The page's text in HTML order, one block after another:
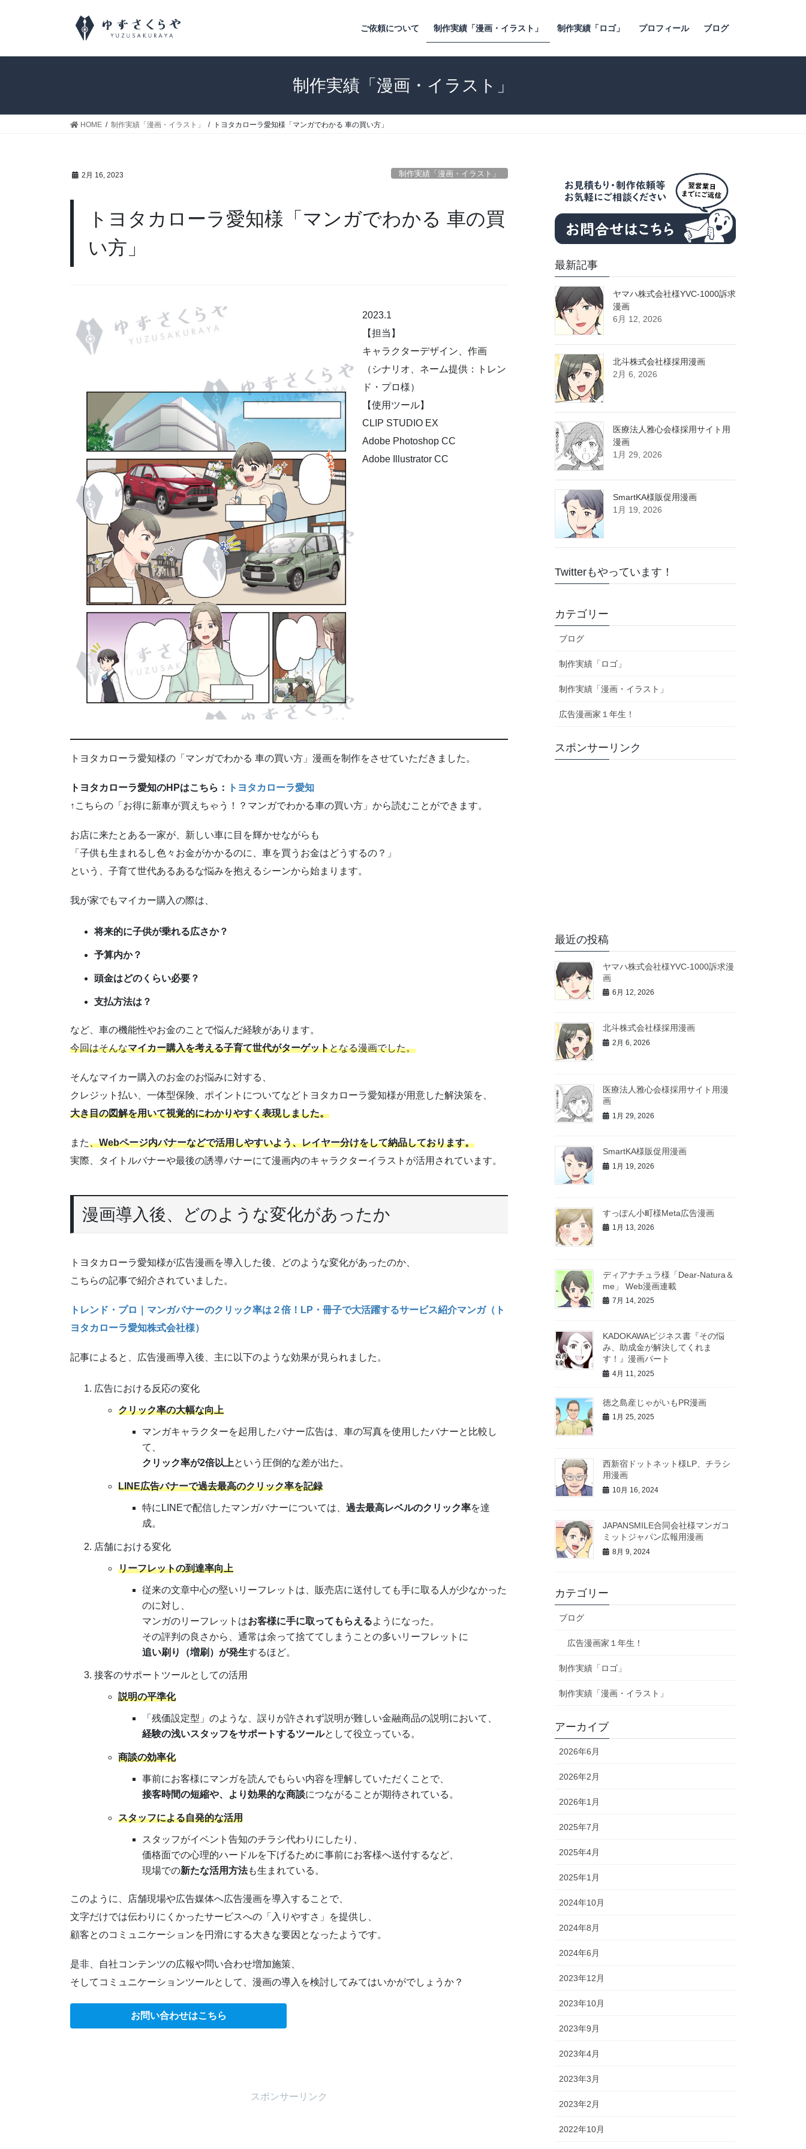
ご依頼について 制作実績「漫画・イラスト」 制作実績「ロゴ」 プロフィール ブログ
制作実績「漫画・イラスト」
HOME 制作実績「漫画・イラスト」 トヨタカローラ愛知様「マンガでわかる 車の買い方」
2月 16, 2023 制作実績「漫画・イラスト」
トヨタカローラ愛知様「マンガでわかる 車の買
い方」
2023.1
【担当】
キャラクターデザイン、作画
（シナリオ、ネーム提供：トレン
ド・プロ様）
【使用ツール】
CLIP STUDIO EX
Adobe Photoshop CC
Adobe Illustrator CC
トヨタカローラ愛知様の「マンガでわかる 車の買い方」漫画を制作をさせていただきました。
トヨタカローラ愛知のHPはこちら：
トヨタカローラ愛知
↑こちらの「お得に新車が買えちゃう！？マンガでわかる車の買い方」から読むことができます。
お店に来たとある一家が、新しい車に目を輝かせながらも
「子供も生まれるし色々お金がかかるのに、車を買うお金はどうするの？」
という、子育て世代あるあるな悩みを抱えるシーンから始まります。
我が家でもマイカー購入の際は、
将来的に子供が乗れる広さか？
予算内か？
頭金はどのくらい必要？
支払方法は？
など、車の機能性やお金のことで悩んだ経験があります。
今回はそんなマイカー購入を考える子育て世代がターゲットとなる漫画でした。
そんなマイカー購入のお金のお悩みに対する、
クレジット払い、一体型保険、ポイントについてなどトヨタカローラ愛知様が用意した解決策を、
大き目の図解を用いて視覚的にわかりやすく表現しました。
また、Webページ内バナーなどで活用しやすいよう、レイヤー分けをして納品しております。
実際、タイトルバナーや最後の誘導バナーにて漫画内のキャラクターイラストが活用されています。
漫画導入後、どのような変化があったか
トヨタカローラ愛知様が広告漫画を導入した後、どのような変化があったのか、
こちらの記事で紹介されていました。
トレンド・プロ｜マンガバナーのクリック率は２倍！LP・冊子で大活躍するサービス紹介マンガ（ト
ヨタカローラ愛知株式会社様）
記事によると、広告漫画導入後、主に以下のような効果が見られました。
広告における反応の変化
クリック率の大幅な向上
マンガキャラクターを起用したバナー広告は、車の写真を使用したバナーと比較し
て、
クリック率が2倍以上という圧倒的な差が出た。
LINE広告バナーで過去最高のクリック率を記録
特にLINEで配信したマンガバナーについては、 過去最高レベルのクリック率を達
成。
店舗における変化
リーフレットの到達率向上
従来の文章中心の堅いリーフレットは、販売店に送付しても手に取る人が少なかった
のに対し、
マンガのリーフレットはお客様に手に取ってもらえるようになった。
その評判の良さから、通常は余って捨ててしまうことの多いリーフレットに
追い刷り（増刷）が発生するほど。
接客のサポートツールとしての活用
説明の平準化
「残価設定型」のような、誤りが許されず説明が難しい金融商品の説明において、
経験の浅いスタッフをサポートするツールとして役立っている。
商談の効率化
事前にお客様にマンガを読んでもらい内容を理解していただくことで、
接客時間の短縮や、より効果的な商談につながることが期待されている。
スタッフによる自発的な活用
スタッフがイベント告知のチラシ代わりにしたり、
価格面での心理的ハードルを下げるために事前にお客様へ送付するなど、
現場での新たな活用方法も生まれている。
このように、店舗現場や広告媒体へ広告漫画を導入することで、
文字だけでは伝わりにくかったサービスへの「入りやすさ」を提供し、
顧客とのコミュニケーションを円滑にする大きな要因となったようです。
是非、自社コンテンツの広報や問い合わせ増加施策、
そしてコミュニケーションツールとして、漫画の導入を検討してみてはいかがでしょうか？
お問い合わせはこちら
スポンサーリンク
最新記事
ヤマハ株式会社様YVC-1000訴求
漫画
6月 12, 2026
北斗株式会社様採用漫画
2月 6, 2026
医療法人雅心会様採用サイト用
漫画
1月 29, 2026
SmartKA様販促用漫画
1月 19, 2026
Twitterもやっています！
カテゴリー
ブログ
制作実績「ロゴ」
制作実績「漫画・イラスト」
広告漫画家１年生！
スポンサーリンク
最近の投稿
ヤマハ株式会社様YVC-1000訴求漫
画
6月 12, 2026
北斗株式会社様採用漫画
2月 6, 2026
医療法人雅心会様採用サイト用漫
画
1月 29, 2026
SmartKA様販促用漫画
1月 19, 2026
すっぽん小町様Meta広告漫画
1月 13, 2026
ディアナチュラ様「Dear-Natura＆
me」 Web漫画連載
7月 14, 2025
KADOKAWAビジネス書『その悩
み、助成金が解決してくれま
す！』漫画パート
4月 11, 2025
徳之島産じゃがいもPR漫画
1月 25, 2025
西新宿ドットネット様LP、チラシ
用漫画
10月 16, 2024
JAPANSMILE合同会社様マンガコ
ミットジャパン広報用漫画
8月 9, 2024
カテゴリー
ブログ
広告漫画家１年生！
制作実績「ロゴ」
制作実績「漫画・イラスト」
アーカイブ
2026年6月
2026年2月
2026年1月
2025年7月
2025年4月
2025年1月
2024年10月
2024年8月
2024年6月
2023年12月
2023年10月
2023年9月
2023年4月
2023年3月
2023年2月
2022年10月